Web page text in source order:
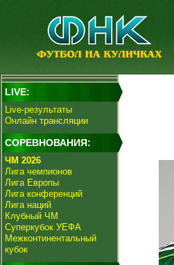
LIVE:
Live-результаты
Онлайн трансляции
СОРЕВНОВАНИЯ:
ЧМ 2026
Лига чемпионов
Лига Европы
Лига конференций
Лига наций
Клубный ЧМ
Суперкубок УЕФА
Межконтинентальный
кубок